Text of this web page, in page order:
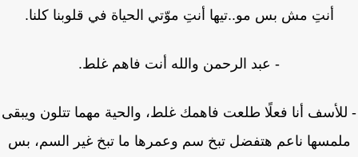
أنتِ مش بس مو..تيها أنتِ موّتي الحياة في قلوبنا كلنا.
- عبد الرحمن والله أنت فاهم غلط.
أنا فعلًا طلعت فاهمك غلط، والحية مهما تتلون ويبقى
ناعم هتفضل تبخ سم وعمرها ما تبخ غير السم، بس